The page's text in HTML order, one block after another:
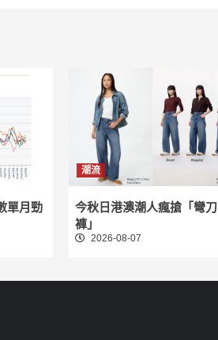
單月勁
潮流
今秋日港澳潮人瘋搶「彎刀
褲」
2026-08-07